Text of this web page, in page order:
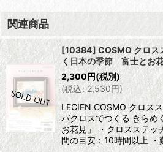
関連商品
[10384] COSMO クロス
く日本の季節 富士とお
2,300円(税別)
(税込: 2,530円)
LECIEN COSMO クロス
バクロスでつくる きらめ
お花見」 ・クロスステ
間の目安：10時間以上 ・